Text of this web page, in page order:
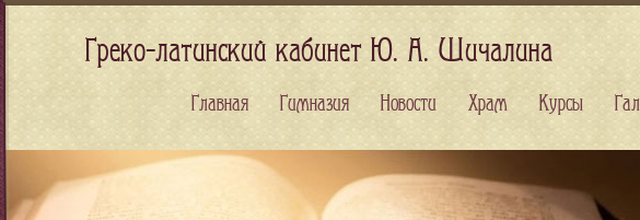
Греко-латинский кабинет Ю. А. Шичалина
Главная Гимназия Новости Храм Курсы